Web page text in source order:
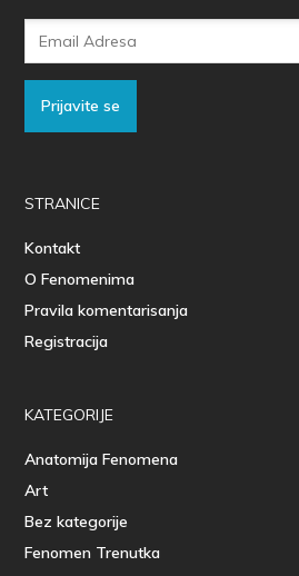
Prijavite se
STRANICE
Kontakt
O Fenomenima
Pravila komentarisanja
Registracija
KATEGORIJE
Anatomija Fenomena
Art
Bez kategorije
Fenomen Trenutka